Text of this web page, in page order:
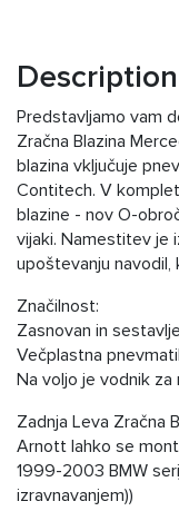
Description
Predstavljamo vam
Zračna Blazina
blazina vključuje
Contitech. V
blazine - nov O-
vijaki. Namestitev je
upoštevanju navodil,
Značilnost:
Zasnovan in
Večplastna
Na voljo je vodnik
Zadnja Leva Zračna
Arnott lahko se
1999-2003 BMW
izravnavanjem))